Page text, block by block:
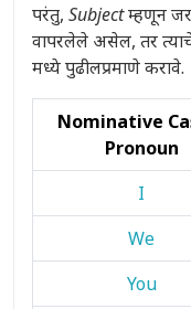
परंतु, Subjectम्हणून जर
वापरलेले असेल, तर त्याचे
मध्ये पुढीलप्रमाणे करावे.
Nominative
Pronoun
I
We
You